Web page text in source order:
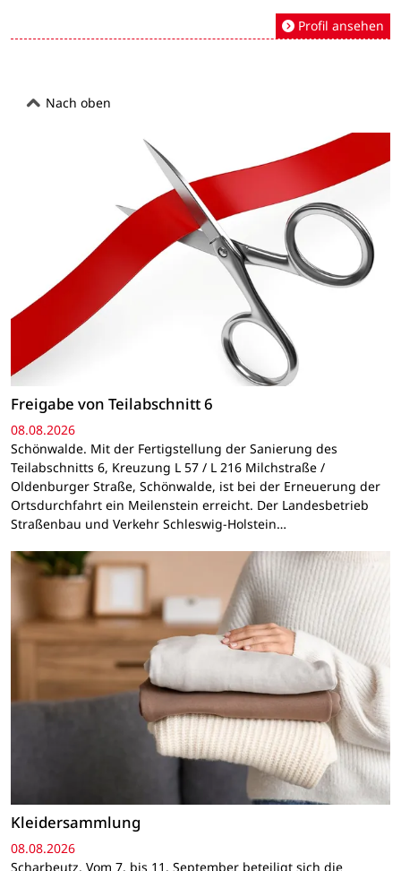
Profil ansehen
Nach oben
Freigabe von Teilabschnitt 6
08.08.2026
Schönwalde. Mit der Fertigstellung der Sanierung des
Teilabschnitts 6, Kreuzung L 57 / L 216 Milchstraße /
Oldenburger Straße, Schönwalde, ist bei der Erneuerung der
Ortsdurchfahrt ein Meilenstein erreicht. Der Landesbetrieb
Straßenbau und Verkehr Schleswig-Holstein…
Kleidersammlung
08.08.2026
Scharbeutz. Vom 7. bis 11. September beteiligt sich die